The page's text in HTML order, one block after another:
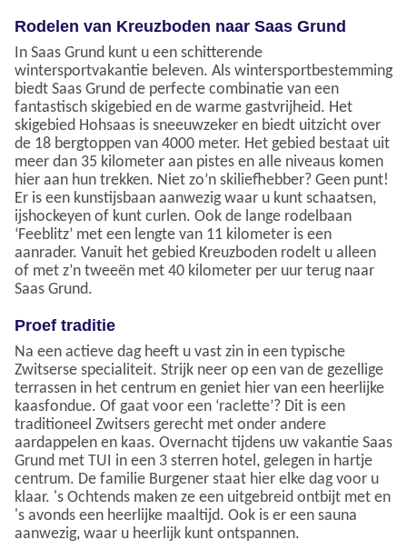
Rodelen van Kreuzboden naar Saas Grund
In Saas Grund kunt u een schitterende
wintersportvakantie beleven. Als wintersportbestemming
biedt Saas Grund de perfecte combinatie van een
fantastisch skigebied en de warme gastvrijheid. Het
skigebied Hohsaas is sneeuwzeker en biedt uitzicht over
de 18 bergtoppen van 4000 meter. Het gebied bestaat uit
meer dan 35 kilometer aan pistes en alle niveaus komen
hier aan hun trekken. Niet zo’n skiliefhebber? Geen punt!
Er is een kunstijsbaan aanwezig waar u kunt schaatsen,
ijshockeyen of kunt curlen. Ook de lange rodelbaan
‘Feeblitz’ met een lengte van 11 kilometer is een
aanrader. Vanuit het gebied Kreuzboden rodelt u alleen
of met z’n tweeën met 40 kilometer per uur terug naar
Saas Grund.
Proef traditie
Na een actieve dag heeft u vast zin in een typische
Zwitserse specialiteit. Strijk neer op een van de gezellige
terrassen in het centrum en geniet hier van een heerlijke
kaasfondue. Of gaat voor een ‘raclette’? Dit is een
traditioneel Zwitsers gerecht met onder andere
aardappelen en kaas. Overnacht tijdens uw vakantie Saas
Grund met TUI in een 3 sterren hotel, gelegen in hartje
centrum. De familie Burgener staat hier elke dag voor u
klaar. 's Ochtends maken ze een uitgebreid ontbijt met en
's avonds een heerlijke maaltijd. Ook is er een sauna
aanwezig, waar u heerlijk kunt ontspannen.